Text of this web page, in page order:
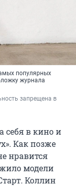
популярных
журнала
запрещена в
себя в кино и
Как позже
нравится
модели
Коллин